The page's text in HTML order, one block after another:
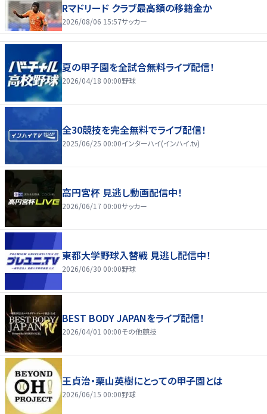
Rマドリード クラブ最高額の移籍金か
2026/08/06 15:57サッカー
夏の甲子園を全試合無料ライブ配信！
2026/04/18 00:00野球
全30競技を完全無料でライブ配信！
2025/06/25 00:00インターハイ(インハイ.tv)
高円宮杯 見逃し動画配信中！
2026/06/17 00:00サッカー
東都大学野球入替戦 見逃し配信中！
2026/06/30 00:00野球
BEST BODY JAPANをライブ配信！
2026/04/01 00:00その他競技
王貞治・栗山英樹にとっての甲子園とは
2026/06/15 00:00野球